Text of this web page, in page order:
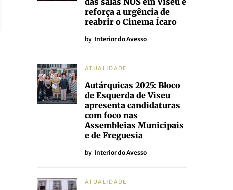
reforça a urgência de
reabrir o Cinema Ícaro
by Interior do Avesso
ATUALIDADE
Autárquicas 2025: Bloco
de Esquerda de Viseu
apresenta candidaturas
com foco nas
Assembleias Municipais
e de Freguesia
by Interior do Avesso
ATUALIDADE